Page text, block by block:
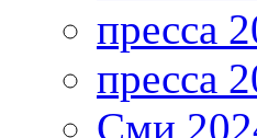
пресса
пресса
Сми